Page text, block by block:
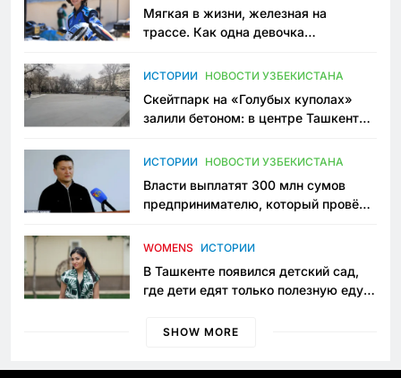
Мягкая в жизни, железная на
трассе. Как одна девочка
Узбекистане
ИСТОРИИ НОВОСТИ УЗБЕКИСТАНА
Скейтпарк на «Голубых куполах»
залили бетоном: в центре Ташкента
пространство
ИСТОРИИ НОВОСТИ УЗБЕКИСТАНА
Власти выплатят 300 млн сумов
предпринимателю, который провёл
приговору
WOMENS ИСТОРИИ
В Ташкенте появился детский сад,
где дети едят только полезную еду.
просить «кашу без сахара»
SHOW MORE